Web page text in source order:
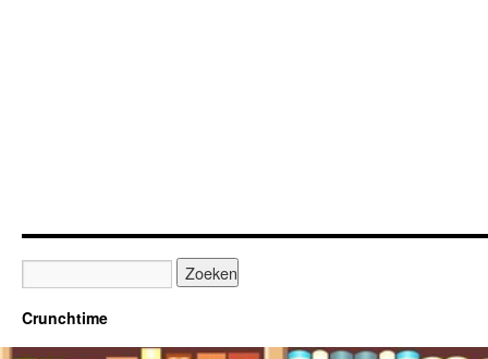
Crunchtime